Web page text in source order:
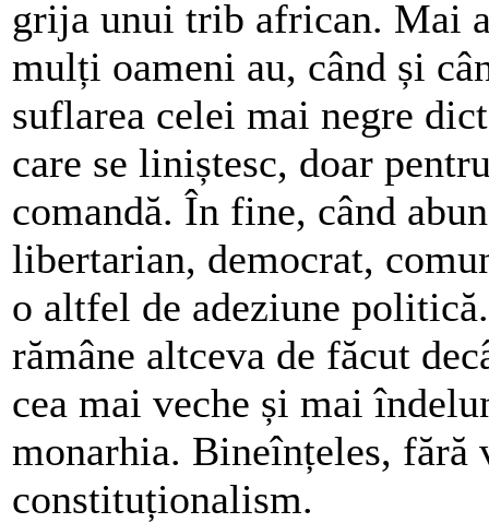
grija unui trib african. Mai
mulți oameni au, când și
suflarea celei mai negre
care se liniștesc, doar
comandă. În fine, când
libertarian, democrat,
o altfel de adeziune
rămâne altceva de făcut
cea mai veche și mai
monarhia. Bineînțeles, fără
constituționalism.